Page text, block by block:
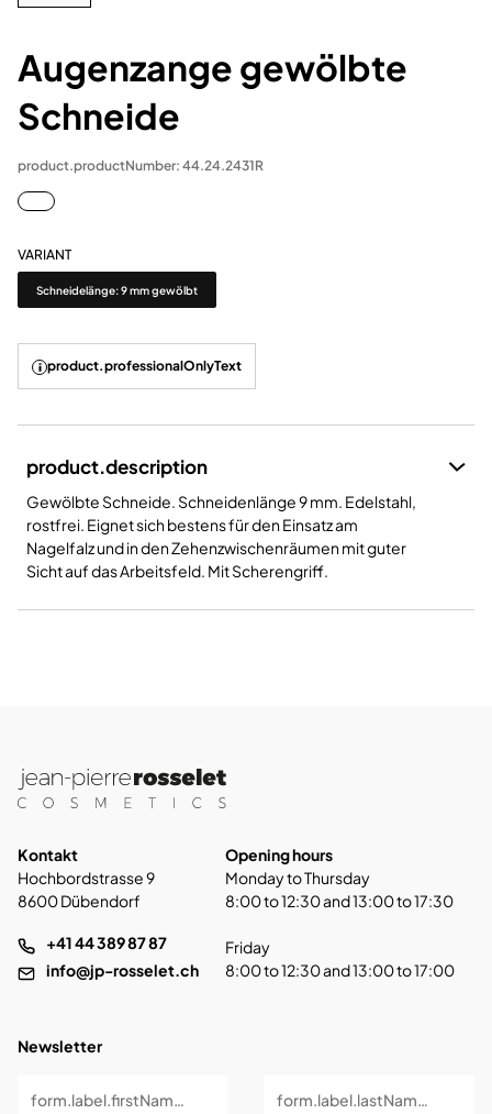
Augenzange gewölbte
Schneide
product.productNumber: 44.24.2431R
VARIANT
Variant
Schneidelänge: 9 mm gewölbt
product.professionalOnlyText
product.description
Gewölbte Schneide. Schneidenlänge 9 mm. Edelstahl,
rostfrei. Eignet sich bestens für den Einsatz am
Nagelfalz und in den Zehenzwischenräumen mit guter
Sicht auf das Arbeitsfeld. Mit Scherengriff.
Kontakt
Hochbordstrasse 9
8600 Dübendorf
+41 44 389 87 87
info@jp-rosselet.ch
Opening hours
Monday to Thursday
8:00 to 12:30 and 13:00 to 17:30
Friday
8:00 to 12:30 and 13:00 to 17:00
Newsletter
form.label.firstName * form.label.lastName *